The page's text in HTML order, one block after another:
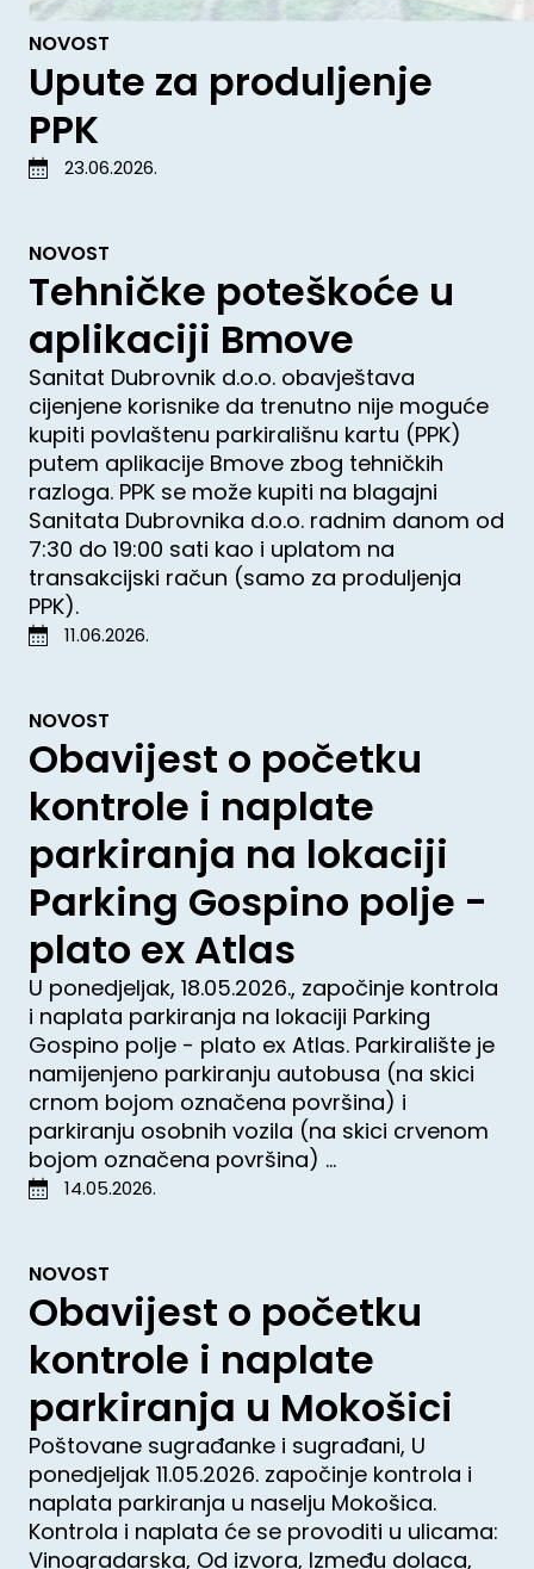
NOVOST
Upute za produljenje
PPK
23.06.2026.
NOVOST
Tehničke poteškoće u
aplikaciji Bmove
Sanitat Dubrovnik d.o.o. obavještava
cijenjene korisnike da trenutno nije moguće
kupiti povlaštenu parkirališnu kartu (PPK)
putem aplikacije Bmove zbog tehničkih
razloga. PPK se može kupiti na blagajni
Sanitata Dubrovnika d.o.o. radnim danom od
7:30 do 19:00 sati kao i uplatom na
transakcijski račun (samo za produljenja
PPK).
11.06.2026.
NOVOST
Obavijest o početku
kontrole i naplate
parkiranja na lokaciji
Parking Gospino polje -
plato ex Atlas
U ponedjeljak, 18.05.2026., započinje kontrola
i naplata parkiranja na lokaciji Parking
Gospino polje - plato ex Atlas. Parkiralište je
namijenjeno parkiranju autobusa (na skici
crnom bojom označena površina) i
parkiranju osobnih vozila (na skici crvenom
bojom označena površina) ...
14.05.2026.
NOVOST
Obavijest o početku
kontrole i naplate
parkiranja u Mokošici
Poštovane sugrađanke i sugrađani, U
ponedjeljak 11.05.2026. započinje kontrola i
naplata parkiranja u naselju Mokošica.
Kontrola i naplata će se provoditi u ulicama:
Vinogradarska, Od izvora, Između dolaca,